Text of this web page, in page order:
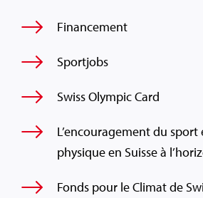
Financement
Sportjobs
Swiss Olympic Card
L’encouragement du sport
physique en Suisse à
Fonds pour le Climat de